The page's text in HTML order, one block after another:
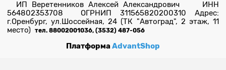
ИП Веретенников Алексей Александрович ИНН
564802353708 ОГРНИП 311565820200310 Адрес:
г.Оренбург, ул.Шоссейная, 24 (ТК "Автоград", 2 этаж, 11
место) тел. 88002001036, (3532) 487-056
ПлатформаAdvantShop